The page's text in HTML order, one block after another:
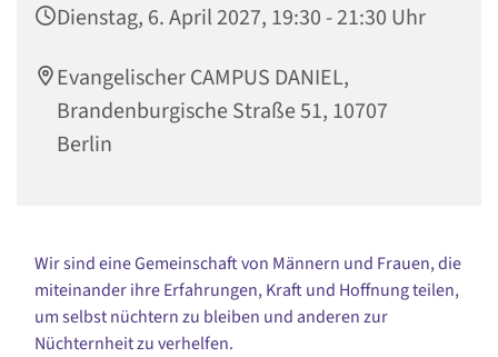
Dienstag, 6. April 2027, 19:30 - 21:30 Uhr
Evangelischer CAMPUS DANIEL,
Brandenburgische Straße 51, 10707
Berlin
Wir sind eine Gemeinschaft von Männern und Frauen, die
miteinander ihre Erfahrungen, Kraft und Hoffnung teilen,
um selbst nüchtern zu bleiben und anderen zur
Nüchternheit zu verhelfen.